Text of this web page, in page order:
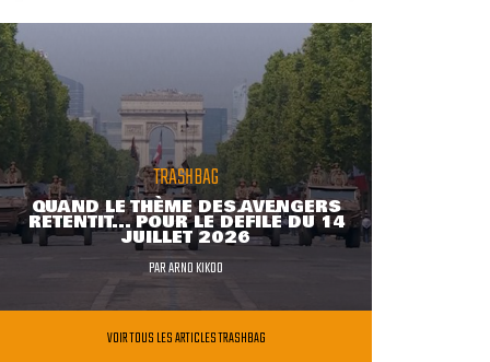
TRASHBAG
QUAND LE THÈME DES AVENGERS
RETENTIT... POUR LE DÉFILÉ DU 14
JUILLET 2026
PARARNO KIKOO
VOIR TOUS LES ARTICLES TRASHBAG